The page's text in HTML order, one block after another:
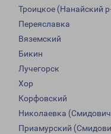
Троицкое (Нанайский
Переяславка
Вяземский
Бикин
Лучегорск
Хор
Корфовский
Николаевка
Приамурский